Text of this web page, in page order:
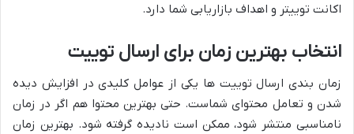
اکانت توییتر و اهداف بازاریابی شما دارد.
انتخاب بهترین زمان برای ارسال توییت
زمان بندی ارسال توییت ها یکی از عوامل کلیدی در افزایش دیده
شدن و تعامل محتوای شماست. حتی بهترین محتوا هم اگر در زمان
نامناسبی منتشر شود، ممکن است نادیده گرفته شود. بهترین زمان